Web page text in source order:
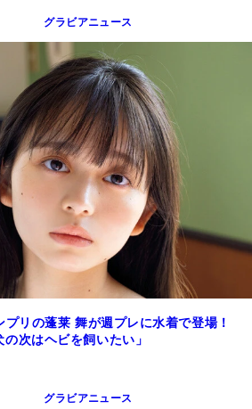
グラビアニュース
プリの蓬莱 舞が週プレに水着で登場！
の次はヘビを飼いたい」
グラビアニュース